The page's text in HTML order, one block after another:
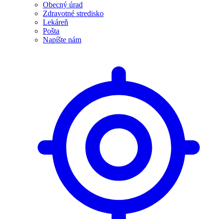
Obecný úrad
Zdravotné stredisko
Lekáreň
Pošta
Napíšte nám